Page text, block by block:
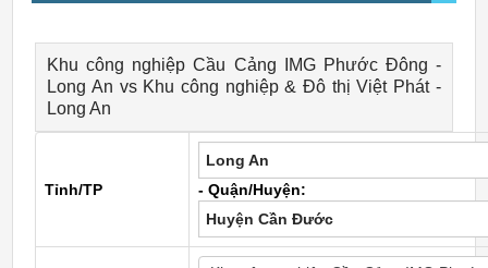
Khu công nghiệp Cầu Cảng IMG Phước Đông -
Long An vs Khu công nghiệp & Đô thị Việt Phát -
Long An
Tỉnh/TP
Long An
- Quận/Huyện:
Huyện Cần Đước